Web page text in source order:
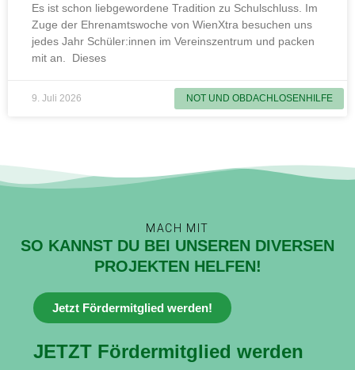
NOT UND OBDACHLOSENHILFE
Es ist schon liebgewordene Tradition zu Schulschluss. Im
Zuge der Ehrenamtswoche von WienXtra besuchen uns
jedes Jahr Schüler:innen im Vereinszentrum und packen
mit an. Dieses
9. Juli 2026
MACH MIT
SO KANNST DU BEI UNSEREN DIVERSEN
PROJEKTEN HELFEN!
Jetzt Fördermitglied werden!
JETZT Fördermitglied werden